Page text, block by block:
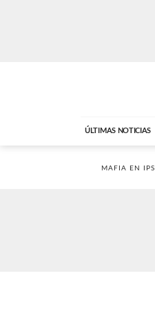
ÚLTIMAS NOTICIAS
MAFIA EN IPS